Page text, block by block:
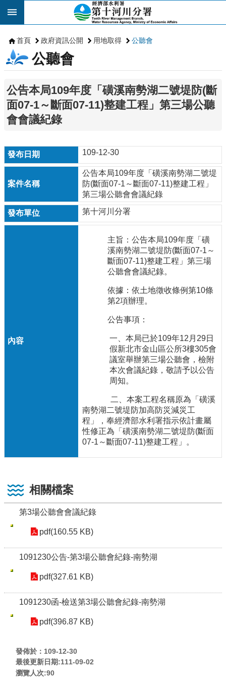
跳到主要內容區塊
首頁 政府資訊公開 用地取得 公聽會
公聽會
公告本局109年度「磺溪南勢湖二號堤防(斷
面07-1～斷面07-11)整建工程」第三場公聽
會會議紀錄
109-12-30
公告本局109年度「磺溪南勢湖二號堤
防(斷面07-1～斷面07-11)整建工程」
第三場公聽會會議紀錄
第十河川分署
主旨：公告本局109年度「磺
溪南勢湖二號堤防(斷面07-1～
斷面07-11)整建工程」第三場
公聽會會議紀錄。
依據：依土地徵收條例第10條
第2項辦理。
公告事項：
一、本局已於109年12月29日
假新北市金山區公所3樓305會
議室舉辦第三場公聽會，檢附
本次會議紀錄，敬請予以公告
周知。
二、本案工程名稱原為「磺溪
南勢湖二號堤防加高防災減災工
程」，奉經濟部水利署指示依計畫屬
性修正為「磺溪南勢湖二號堤防(斷面
07-1～斷面07-11)整建工程」。
相關檔案
第3場公聽會會議紀錄
pdf(160.55 KB)
1091230公告-第3場公聽會紀錄-南勢湖
pdf(327.61 KB)
1091230函-檢送第3場公聽會紀錄-南勢湖
pdf(396.87 KB)
發佈於：109-12-30
最後更新日期:111-09-02
瀏覽人次:90